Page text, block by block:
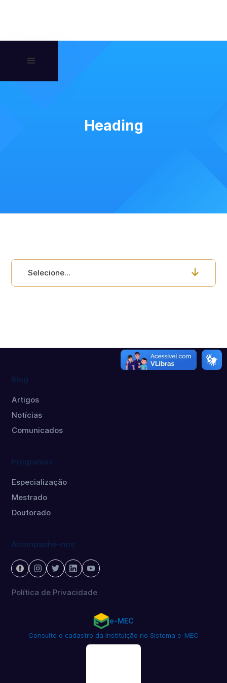
Heading
Selecione...
Blog
Artigos
Notícias
Comunicados
Programas
Especialização
Mestrado
Doutorado
Acompanhe-nos
Política de Privacidade
e-MEC
Consulte o cadastro da Instituição no Sistema e-MEC